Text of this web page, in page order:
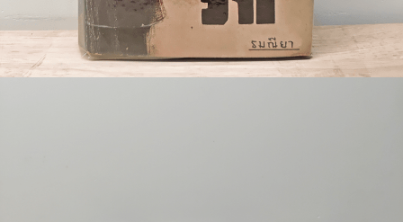
📕 นิตยสาร
🌎 International Books